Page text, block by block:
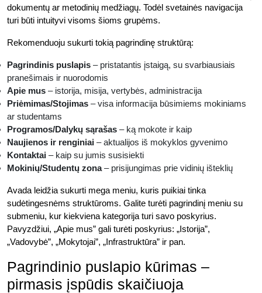
dokumentų ar metodinių medžiagų. Todėl svetainės navigacija
turi būti intuityvi visoms šioms grupėms.
Rekomenduoju sukurti tokią pagrindinę struktūrą:
Pagrindinis puslapis – pristatantis įstaigą, su svarbiausiais
pranešimais ir nuorodomis
Apie mus – istorija, misija, vertybės, administracija
Priėmimas/Stojimas – visa informacija būsimiems mokiniams
ar studentams
Programos/Dalykų sąrašas – ką mokote ir kaip
Naujienos ir renginiai – aktualijos iš mokyklos gyvenimo
Kontaktai – kaip su jumis susisiekti
Mokinių/Studentų zona– prisijungimas prie vidinių išteklių
Avada leidžia sukurti mega meniu, kuris puikiai tinka
sudėtingesnėms struktūroms. Galite turėti pagrindinį meniu su
submeniu, kur kiekviena kategorija turi savo poskyrius.
Pavyzdžiui, „Apie mus” gali turėti poskyrius: „Istorija”,
„Vadovybė”, „Mokytojai”, „Infrastruktūra” ir pan.
Pagrindinio puslapio kūrimas –
pirmasis įspūdis skaičiuoja